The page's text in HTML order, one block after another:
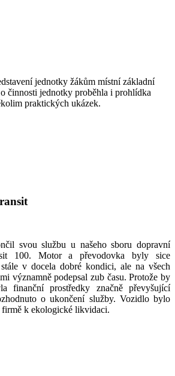
jednotky žákům místní základní
činnosti jednotky proběhla i prohlídka
praktických ukázek.
svou službu u našeho sboru dopravní
100. Motor a převodovka byly sice
v docela dobré kondici, ale na všech
významně podepsal zub času. Protože by
finanční prostředky značně převyšující
o ukončení služby. Vozidlo bylo
firmě k ekologické likvidaci.